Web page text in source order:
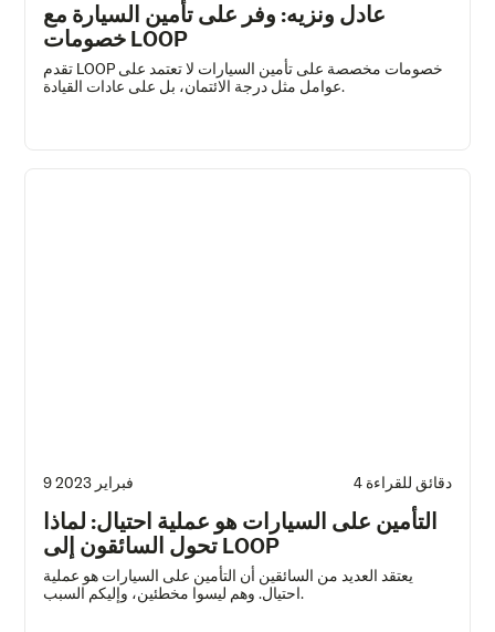
عادل ونزيه: وفر على تأمين السيارة مع
خصومات LOOP
تقدم LOOP خصومات مخصصة على تأمين السيارات لا تعتمد على
عوامل مثل درجة الائتمان، بل على عادات القيادة.
9 فبراير 2023 4 دقائق للقراءة
التأمين على السيارات هو عملية احتيال: لماذا
تحول السائقون إلى LOOP
يعتقد العديد من السائقين أن التأمين على السيارات هو عملية
احتيال. وهم ليسوا مخطئين، وإليكم السبب.